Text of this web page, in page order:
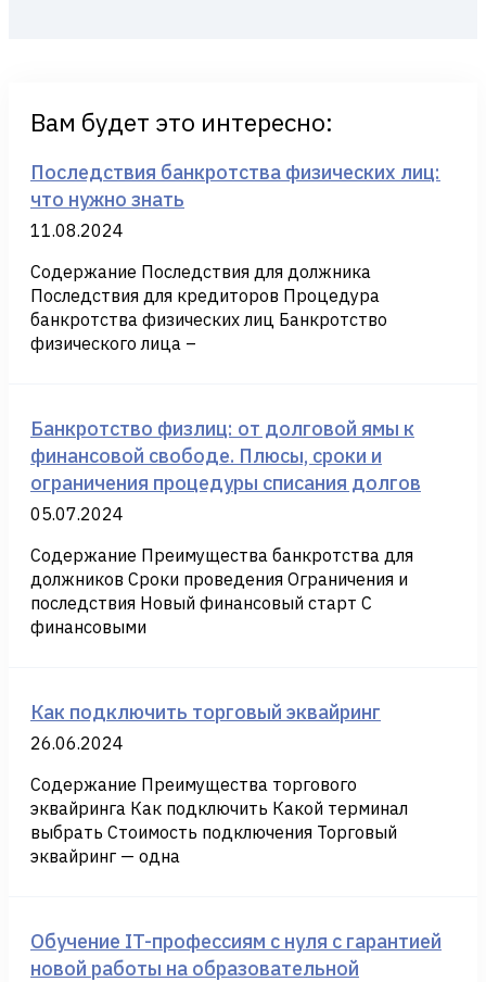
Вам будет это интересно:
Последствия банкротства физических лиц:
что нужно знать
11.08.2024
Содержание Последствия для должника
Последствия для кредиторов Процедура
банкротства физических лиц Банкротство
физического лица –
Банкротство физлиц: от долговой ямы к
финансовой свободе. Плюсы, сроки и
ограничения процедуры списания долгов
05.07.2024
Содержание Преимущества банкротства для
должников Сроки проведения Ограничения и
последствия Новый финансовый старт С
финансовыми
Как подключить торговый эквайринг
26.06.2024
Содержание Преимущества торгового
эквайринга Как подключить Какой терминал
выбрать Стоимость подключения Торговый
эквайринг — одна
Обучение IT-профессиям с нуля с гарантией
новой работы на образовательной